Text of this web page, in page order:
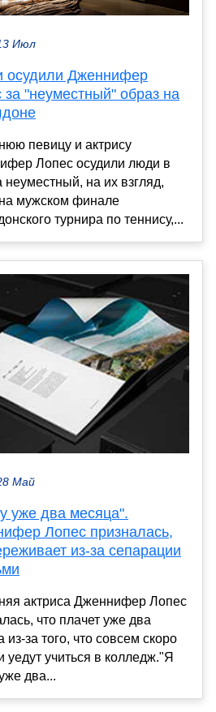
Июл
осудили Дженнифер
за "неуместный" образ на
певицу и актрису
Лопес осудили люди в
неуместный, на их взгляд,
мужском финале
турнира по теннису,...
Май
уже два месяца".
Лопес призналась,
из-за сепарации
актриса Дженнифер Лопес
что плачет уже два
из-за того, что совсем скоро
уедут учиться в колледж."Я
два...